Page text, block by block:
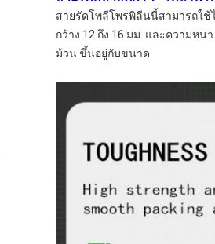
สายรัดโพลีโพรพิลีนนี้สามารถใช้
กว้าง 12 ถึง 16 มม. และความหน
ม้วน ขึ้นอยู่กับขนาด